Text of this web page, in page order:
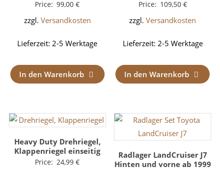
Price: 99,00€
zzgl. Versandkosten
Lieferzeit:2-5 Werktage
In den Warenkorb
Price: 109,50 €
zzgl.Versandkosten
Lieferzeit: 2-5 Werktage
In den Warenkorb
Heavy Duty Drehriegel,
Klappenriegel einseitig
Price: 24,99€
Radlager LandCruiser J7
Hinten und vorne ab 1999